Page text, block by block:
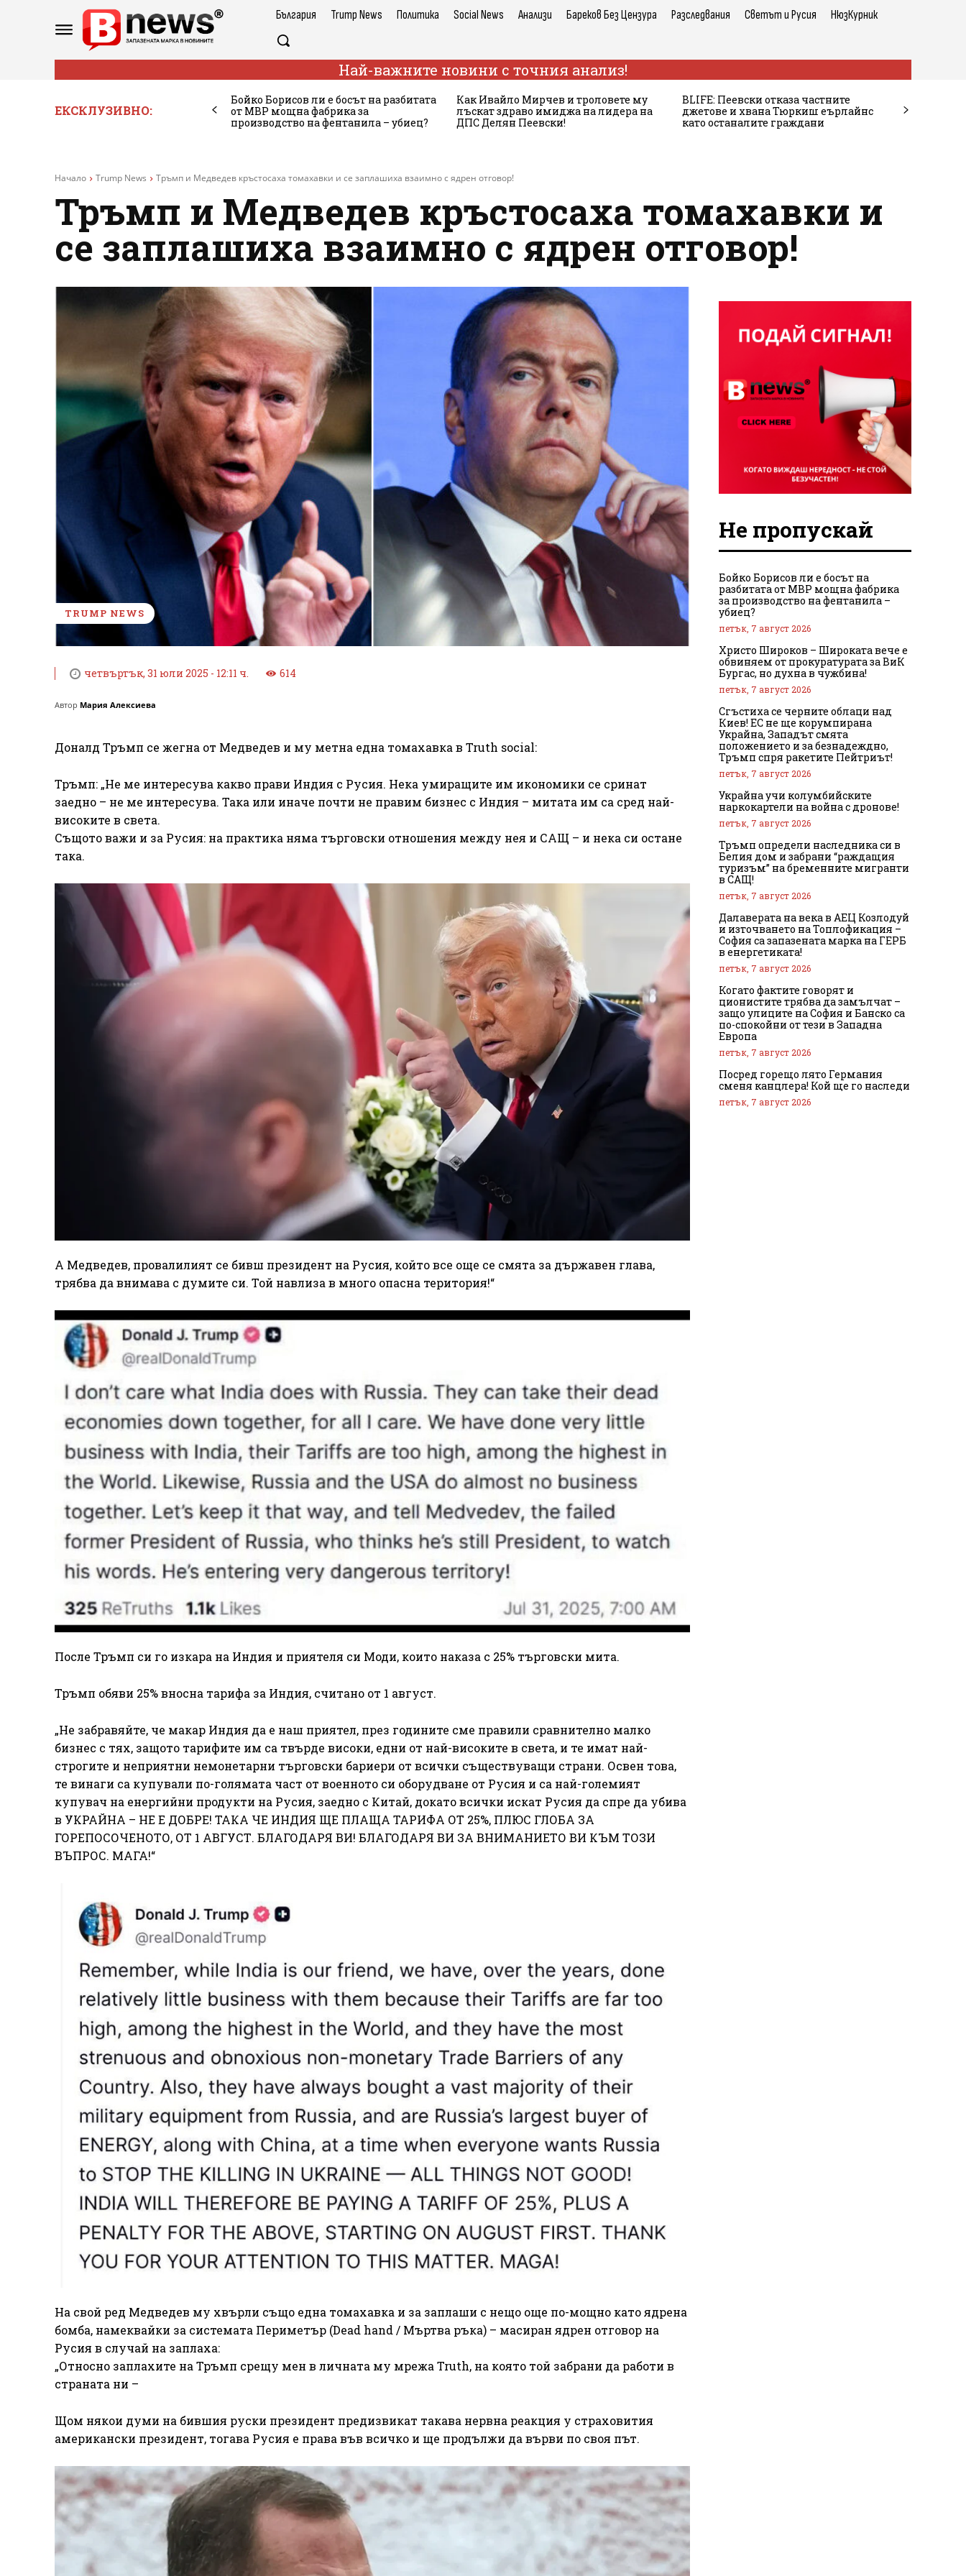
България Trump News Политика Social News Анализи Бареков Без Цензура Разследвания Светът и Русия НюзКурник
Най-важните новини с точния анализ!
ЕКСКЛУЗИВНО:
Бойко Борисов ли е босът на разбитата
от МВР мощна фабрика за
производство на фентанила – убиец?
Как Ивайло Мирчев и троловете му
лъскат здраво имиджа на лидера на
ДПС Делян Пеевски!
BLIFE: Пеевски отказа частните
джетове и хвана Тюркиш еърлайнс
като останалите граждани
Начало Trump News Тръмп и Медведев кръстосаха томахавки и се заплашиха взаимно с ядрен отговор!
Тръмп и Медведев кръстосаха томахавки и
се заплашиха взаимно с ядрен отговор!
TRUMP NEWS
четвъртък, 31 юли 2025 - 12:11 ч. 614
Автор Мария Алексиева
Доналд Тръмп се жегна от Медведев и му метна една томахавка в Truth social:
Тръмп: „Не ме интересува какво прави Индия с Русия. Нека умиращите им икономики се сринат
заедно – не ме интересува. Така или иначе почти не правим бизнес с Индия – митата им са сред най-
високите в света.
Същото важи и за Русия: на практика няма търговски отношения между нея и САЩ – и нека си остане
така.
А Медведев, провалилият се бивш президент на Русия, който все още се смята за държавен глава,
трябва да внимава с думите си. Той навлиза в много опасна територия!“
После Тръмп си го изкара на Индия и приятеля си Моди, които наказа с 25% търговски мита.
Тръмп обяви 25% вносна тарифа за Индия, считано от 1 август.
„Не забравяйте, че макар Индия да е наш приятел, през годините сме правили сравнително малко
бизнес с тях, защото тарифите им са твърде високи, едни от най-високите в света, и те имат най-
строгите и неприятни немонетарни търговски бариери от всички съществуващи страни. Освен това,
те винаги са купували по-голямата част от военното си оборудване от Русия и са най-големият
купувач на енергийни продукти на Русия, заедно с Китай, докато всички искат Русия да спре да убива
в УКРАЙНА – НЕ Е ДОБРЕ! ТАКА ЧЕ ИНДИЯ ЩЕ ПЛАЩА ТАРИФА ОТ 25%, ПЛЮС ГЛОБА ЗА
ГОРЕПОСОЧЕНОТО, ОТ 1 АВГУСТ. БЛАГОДАРЯ ВИ! БЛАГОДАРЯ ВИ ЗА ВНИМАНИЕТО ВИ КЪМ ТОЗИ
ВЪПРОС. МАГА!“
На свой ред Медведев му хвърли също една томахавка и за заплаши с нещо още по-мощно като ядрена
бомба, намеквайки за системата Периметър (Dead hand / Мъртва ръка) – масиран ядрен отговор на
Русия в случай на заплаха:
„Относно заплахите на Тръмп срещу мен в личната му мрежа Truth, на която той забрани да работи в
страната ни –
Щом някои думи на бившия руски президент предизвикат такава нервна реакция у страховития
американски президент, тогава Русия е права във всичко и ще продължи да върви по своя път.
Не пропускай
Бойко Борисов ли е босът на
разбитата от МВР мощна фабрика
за производство на фентанила –
убиец?
петък, 7 август 2026
Христо Широков – Широката вече е
обвиняем от прокуратурата за ВиК
Бургас, но духна в чужбина!
петък, 7 август 2026
Сгъстиха се черните облаци над
Киев! ЕС не ще корумпирана
Украйна, Западът смята
положението и за безнадеждно,
Тръмп спря ракетите Пейтриът!
петък, 7 август 2026
Украйна учи колумбийските
наркокартели на война с дронове!
петък, 7 август 2026
Тръмп определи наследника си в
Белия дом и забрани “раждащия
туризъм” на бременните мигранти
в САЩ!
петък, 7 август 2026
Далаверата на века в АЕЦ Козлодуй
и източването на Топлофикация –
София са запазената марка на ГЕРБ
в енергетиката!
петък, 7 август 2026
Когато фактите говорят и
ционистите трябва да замълчат –
защо улиците на София и Банско са
по-спокойни от тези в Западна
Европа
петък, 7 август 2026
Посред горещо лято Германия
сменя канцлера! Кой ще го наследи
петък, 7 август 2026